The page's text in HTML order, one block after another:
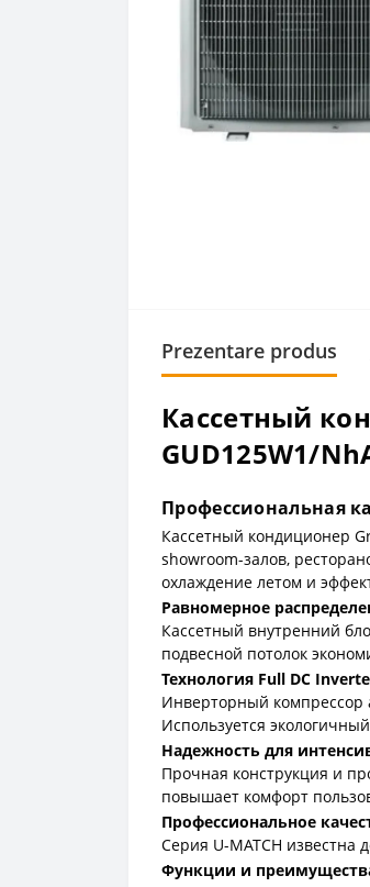
Prezentare produs
Кассетный
GUD125W1/
Профессиональная
Кассетный кондиционер
showroom-залов,
охлаждение летом и
Равномерное
Кассетный внутренний
подвесной потолок
Технология Full DC
Инверторный компрессор
Используется
Надежность для
Прочная конструкция и
повышает комфорт
Профессиональное
Серия U-MATCH известна
Функции и